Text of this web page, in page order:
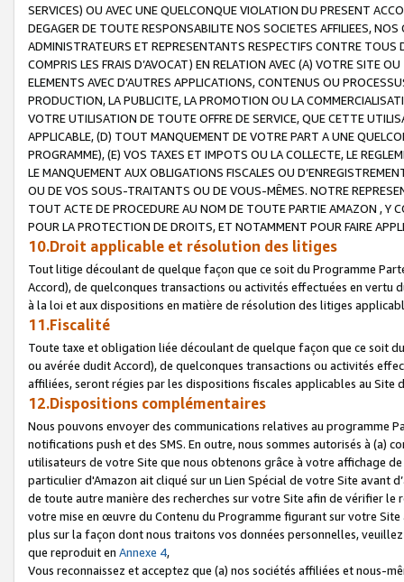
SERVICES) OU AVEC UNE QUELCONQUE VIOLATION DU PRESENT
DEGAGER DE TOUTE RESPONSABILITE NOS SOCIETES AFFILIEES,
ADMINISTRATEURS ET REPRESENTANTS RESPECTIFS CONTRE
COMPRIS LES FRAIS D’AVOCAT) EN RELATION AVEC (A) VOTRE SITE
ELEMENTS AVEC D’AUTRES APPLICATIONS, CONTENUS OU
PRODUCTION, LA PUBLICITE, LA PROMOTION OU LA
VOTRE UTILISATION DE TOUTE OFFRE DE SERVICE, QUE CETTE
APPLICABLE, (D) TOUT MANQUEMENT DE VOTRE PART A UNE
PROGRAMME), (E) VOS TAXES ET IMPOTS OU LA COLLECTE, LE
LE MANQUEMENT AUX OBLIGATIONS FISCALES OU
OU DE VOS SOUS-TRAITANTS OU DE VOUS-MÊMES. NOTRE
TOUT ACTE DE PROCEDURE AU NOM DE TOUTE PARTIE AMAZON , Y
POUR LA PROTECTION DE DROITS, ET NOTAMMENT POUR FAIRE
10.Droit applicable et résolution des litiges
Tout litige découlant de quelque façon que ce soit du Programme
Accord), de quelconques transactions ou activités effectuées en vertu
à la loi et aux dispositions en matière de résolution des litiges
11.Fiscalité
Toute taxe et obligation liée découlant de quelque façon que ce soit
ou avérée dudit Accord), de quelconques transactions ou activités
affiliées, seront régies par les dispositions fiscales applicables au Site
12.Dispositions complémentaires
Nous pouvons envoyer des communications relatives au programme
notifications push et des SMS. En outre, nous sommes autorisés à
utilisateurs de votre Site que nous obtenons grâce à votre affichage
particulier d'Amazon ait cliqué sur un Lien Spécial de votre Site avant
de toute autre manière des recherches sur votre Site afin de vérifier
votre mise en œuvre du Contenu du Programme figurant sur votre
plus sur la façon dont nous traitons vos données personnelles,
que reproduit en Annexe 4,
Vous reconnaissez et acceptez que (a) nos sociétés affiliées et nous-